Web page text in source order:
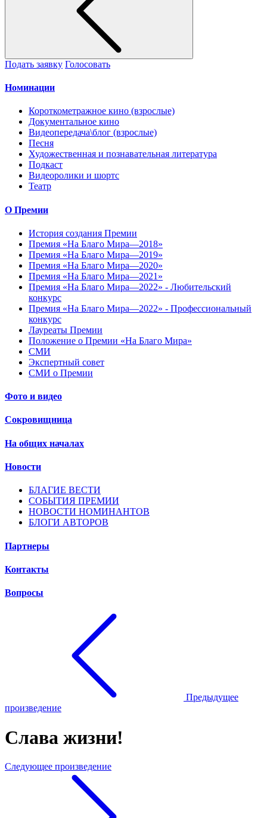
Подать заявку Голосовать
Номинации
Короткометражное кино (взрослые)
Документальное кино
Видеопередача\блог (взрослые)
Песня
Художественная и познавательная литература
Подкаст
Видеоролики и шортс
Театр
О Премии
История создания Премии
Премия «На Благо Мира—2018»
Премия «На Благо Мира—2019»
Премия «На Благо Мира—2020»
Премия «На Благо Мира—2021»
Премия «На Благо Мира—2022» - Любительский
конкурс
Премия «На Благо Мира—2022» - Профессиональный
конкурс
Лауреаты Премии
Положение о Премии «На Благо Мира»
СМИ
Экспертный совет
СМИ о Премии
Фото и видео
Сокровищница
На общих началах
Новости
БЛАГИЕ ВЕСТИ
СОБЫТИЯ ПРЕМИИ
НОВОСТИ НОМИНАНТОВ
БЛОГИ АВТОРОВ
Партнеры
Контакты
Вопросы
Предыдущее
произведение
Слава жизни!
Следующее произведение